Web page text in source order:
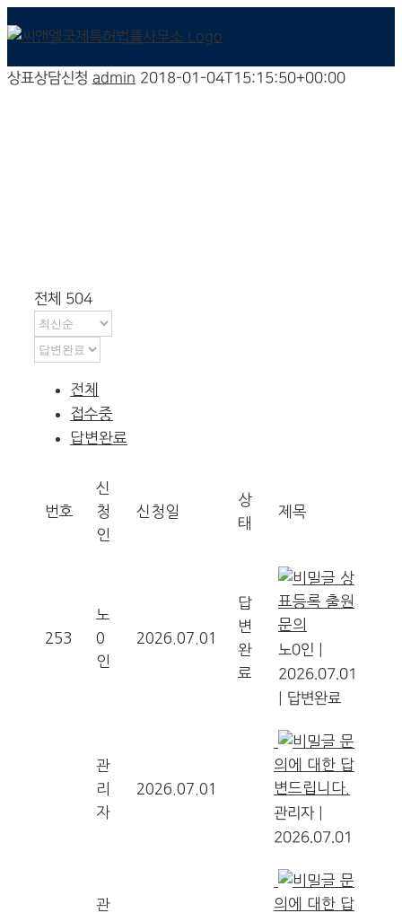
상표상담신청 admin 2018-01-04T15:15:50+00:00
전체 504
전체
접수중
답변완료
번호
신
청
인
신청일
상
태
제목
253
노
0
인
2026.07.01
답
변
완
료
상
표등록 출원
문의
노0인
2026.07.01
답변완료
관
리
자
2026.07.01
문
의에 대한 답
변드립니다.
관리자
2026.07.01
관
문
의에 대한 답